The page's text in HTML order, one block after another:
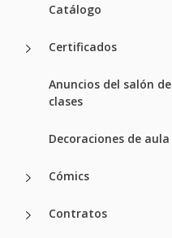
Catálogo
Certificados
Anuncios del salón de
clases
Decoraciones de aula
Cómics
Contratos